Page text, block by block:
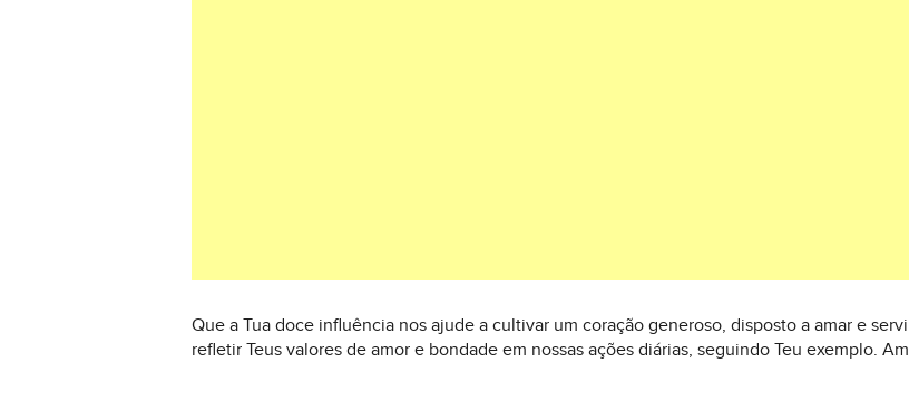
Que a Tua doce influência nos ajude a cultivar um coração generoso, disposto a amar e
refletir Teus valores de amor e bondade em nossas ações diárias, seguindo Teu exemplo.